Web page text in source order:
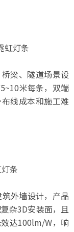
虹灯条
梁、隧道场景设
米每条，双端
线成本和施工难
条
外墙设计，产品
杂3D安装面，且
达100lm/W，响